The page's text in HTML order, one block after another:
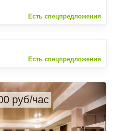
Есть спецпредложения
Есть спецпредложения
руб/час